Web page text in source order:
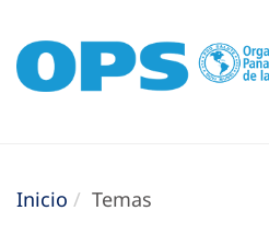
Inicio Temas